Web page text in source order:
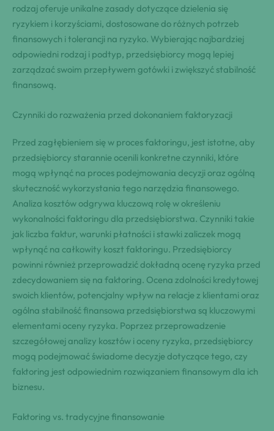
rodzaj oferuje unikalne zasady dotyczące dzielenia się
ryzykiem i korzyściami, dostosowane do różnych potrzeb
finansowych i tolerancji na ryzyko. Wybierając najbardziej
odpowiedni rodzaj i podtyp, przedsiębiorcy mogą lepiej
zarządzać swoim przepływem gotówki i zwiększyć stabilność
finansową.
Czynniki do rozważenia przed dokonaniem faktoryzacji
Przed zagłębieniem się w proces faktoringu, jest istotne, aby
przedsiębiorcy starannie ocenili konkretne czynniki, które
mogą wpłynąć na proces podejmowania decyzji oraz ogólną
skuteczność wykorzystania tego narzędzia finansowego.
Analiza kosztów odgrywa kluczową rolę w określeniu
wykonalności faktoringu dla przedsiębiorstwa. Czynniki takie
jak liczba faktur, warunki płatności i stawki zaliczek mogą
wpłynąć na całkowity koszt faktoringu. Przedsiębiorcy
powinni również przeprowadzić dokładną ocenę ryzyka przed
zdecydowaniem się na faktoring. Ocena zdolności kredytowej
swoich klientów, potencjalny wpływ na relacje z klientami oraz
ogólna stabilność finansowa przedsiębiorstwa są kluczowymi
elementami oceny ryzyka. Poprzez przeprowadzenie
szczegółowej analizy kosztów i oceny ryzyka, przedsiębiorcy
mogą podejmować świadome decyzje dotyczące tego, czy
faktoring jest odpowiednim rozwiązaniem finansowym dla ich
biznesu.
Faktoring vs. tradycyjne finansowanie